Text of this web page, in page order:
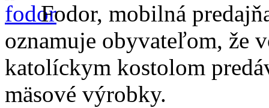
Fodor, mobilná
oznamuje obyvateľom, že
katolíckym kostolom
mäsové výrobky.